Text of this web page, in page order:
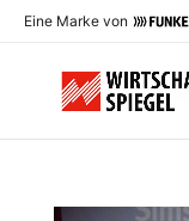
Eine Marke von